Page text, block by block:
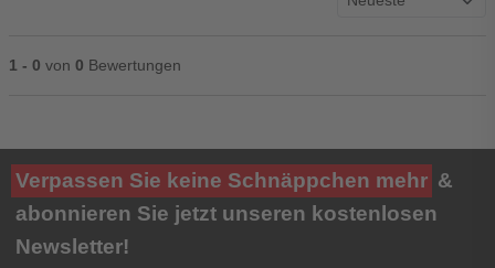
1 - 0 von 0 Bewertungen
Ihre Bewertung**
★★★★★
Titel**
Verpassen Sie keine Schnäppchen mehr &
abonnieren Sie jetzt unseren kostenlosen
Newsletter!